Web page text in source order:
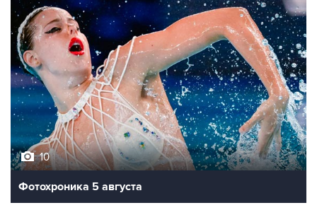
10
Фотохроника 5 августа